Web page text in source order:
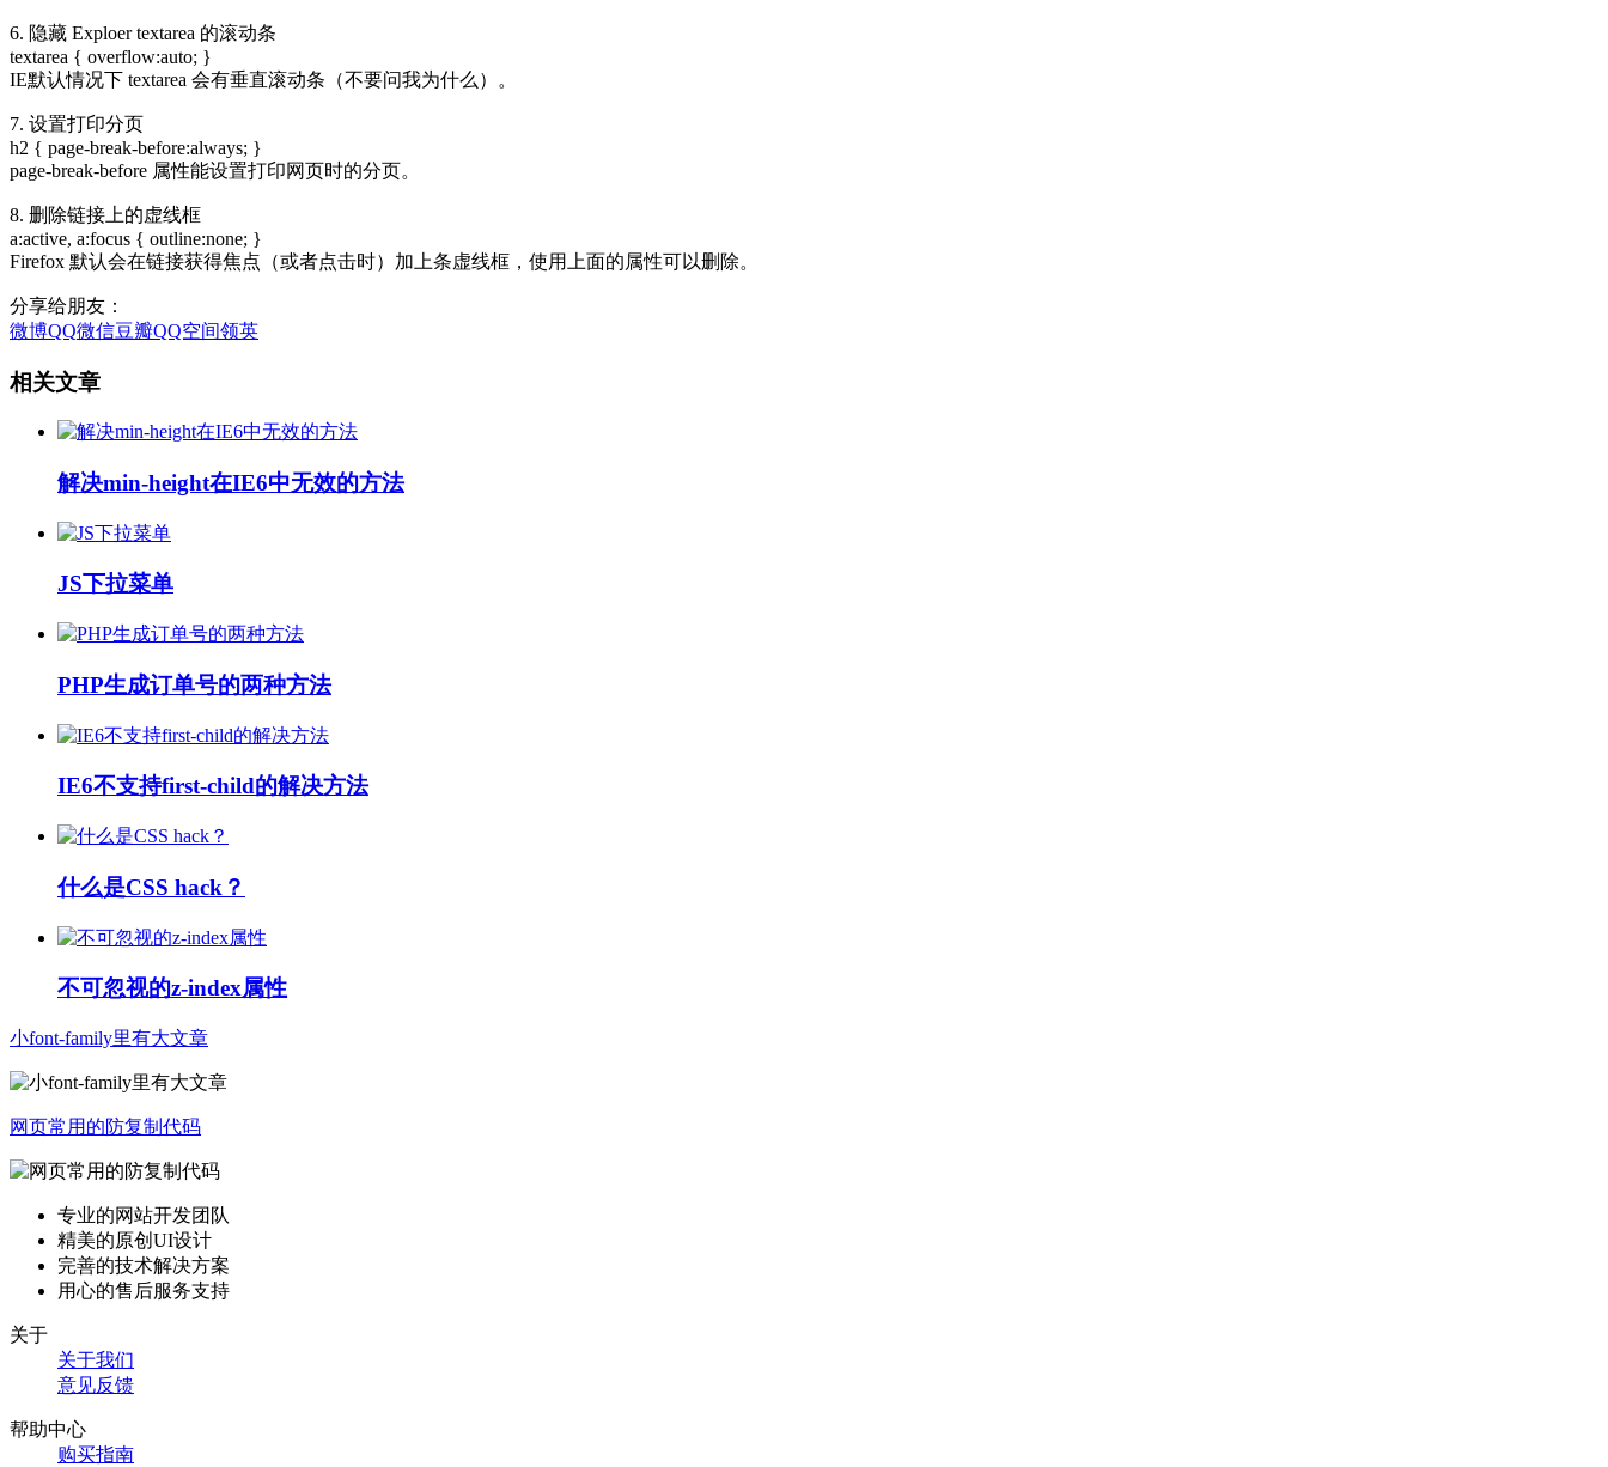
6. 隐藏 Exploer textarea 的滚动条
textarea { overflow:auto; }
IE默认情况下 textarea 会有垂直滚动条（不要问我为什么）。
7. 设置打印分页
h2 { page-break-before:always; }
page-break-before 属性能设置打印网页时的分页。
8. 删除链接上的虚线框
a:active, a:focus { outline:none; }
Firefox 默认会在链接获得焦点（或者点击时）加上条虚线框，使用上面的属性可以删除。
分享给朋友：
微博QQ微信豆瓣QQ空间领英
相关文章
解决min-height在IE6中无效的方法
JS下拉菜单
PHP生成订单号的两种方法
IE6不支持first-child的解决方法
什么是CSS hack？
不可忽视的z-index属性
小font-family里有大文章
网页常用的防复制代码
专业的网站开发团队
精美的原创UI设计
完善的技术解决方案
用心的售后服务支持
关于
关于我们
意见反馈
帮助中心
购买指南